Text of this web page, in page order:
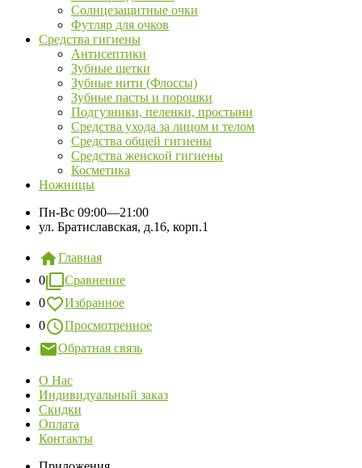
Солнцезащитные очки
Футляр для очков
Средства гигиены
Антисептики
Зубные щетки
Зубные нити (Флоссы)
Зубные пасты и порошки
Подгузники, пеленки, простыни
Средства ухода за лицом и телом
Средства общей гигиены
Средства женской гигиены
Косметика
Ножницы
Пн-Вс 09:00—21:00
ул. Братиславская, д.16, корп.1
Главная
0
Сравнение
0
Избранное
0
Просмотренное
Обратная связь
О Нас
Индивидуальный заказ
Скидки
Оплата
Контакты